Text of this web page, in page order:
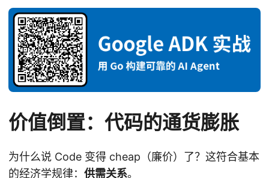
价值倒置：代码的通货膨胀
为什么说 Code 变得 cheap（廉价）了？这符合基本
的经济学规律： 供需关系。